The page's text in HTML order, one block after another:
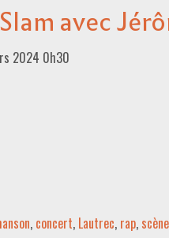
avec
2024 0h30
, concert, Lautrec, rap,